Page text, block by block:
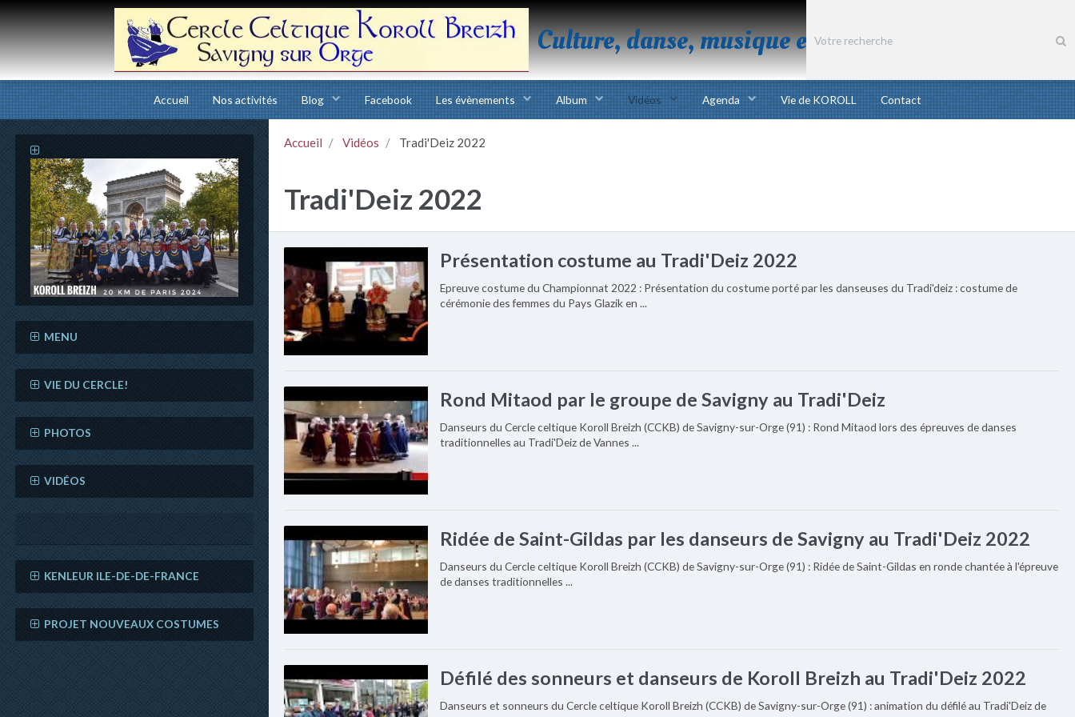
Culture, danse, musique et chant bretons
Accueil Nos activités Blog Facebook Les évènements Album Vidéos Agenda Vie de KOROLL Contact
Accueil Vidéos Tradi'Deiz 2022
Tradi'Deiz 2022
Présentation costume au Tradi'Deiz 2022
Epreuve costume du Championnat 2022 : Présentation du costume porté par les danseuses du Tradi'deiz : costume de
cérémonie des femmes du Pays Glazik en ...
Rond Mitaod par le groupe de Savigny au Tradi'Deiz
Danseurs du Cercle celtique Koroll Breizh (CCKB) de Savigny-sur-Orge (91) : Rond Mitaod lors des épreuves de danses
traditionnelles au Tradi'Deiz de Vannes ...
Ridée de Saint-Gildas par les danseurs de Savigny au Tradi'Deiz 2022
Danseurs du Cercle celtique Koroll Breizh (CCKB) de Savigny-sur-Orge (91) : Ridée de Saint-Gildas en ronde chantée à l'épreuve
de danses traditionnelles ...
Défilé des sonneurs et danseurs de Koroll Breizh au Tradi'Deiz 2022
Danseurs et sonneurs du Cercle celtique Koroll Breizh (CCKB) de Savigny-sur-Orge (91) : animation du défilé au Tradi'Deiz de
MENU
VIE DU CERCLE!
PHOTOS
VIDÉOS
KENLEUR ILE-DE-DE-FRANCE
PROJET NOUVEAUX COSTUMES